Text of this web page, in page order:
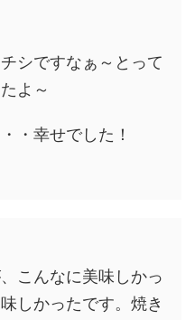
シですなぁ～とって
よ～
・幸せでした！
こんなに美味しかっ
しかったです。焼き